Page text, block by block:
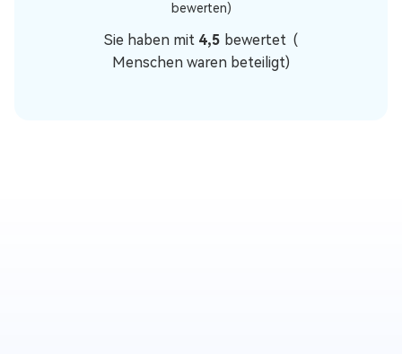
bewerten)
Sie haben mit 4,5 bewertet (
Menschen waren beteiligt)